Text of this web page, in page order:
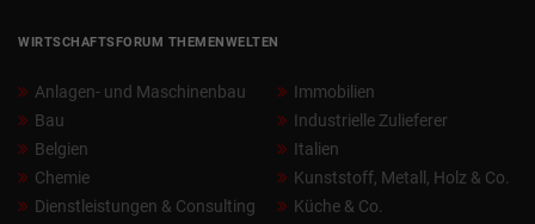
WIRTSCHAFTSFORUM THEMENWELTEN
Anlagen- und Maschinenbau
Bau
Belgien
Chemie
Dienstleistungen & Consulting
Immobilien
Industrielle Zulieferer
Italien
Kunststoff, Metall, Holz & Co.
Küche & Co.